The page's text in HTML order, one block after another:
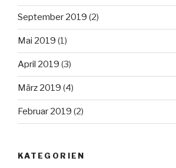
September 2019 (2)
Mai 2019 (1)
April 2019 (3)
März 2019 (4)
Februar 2019 (2)
KATEGORIEN